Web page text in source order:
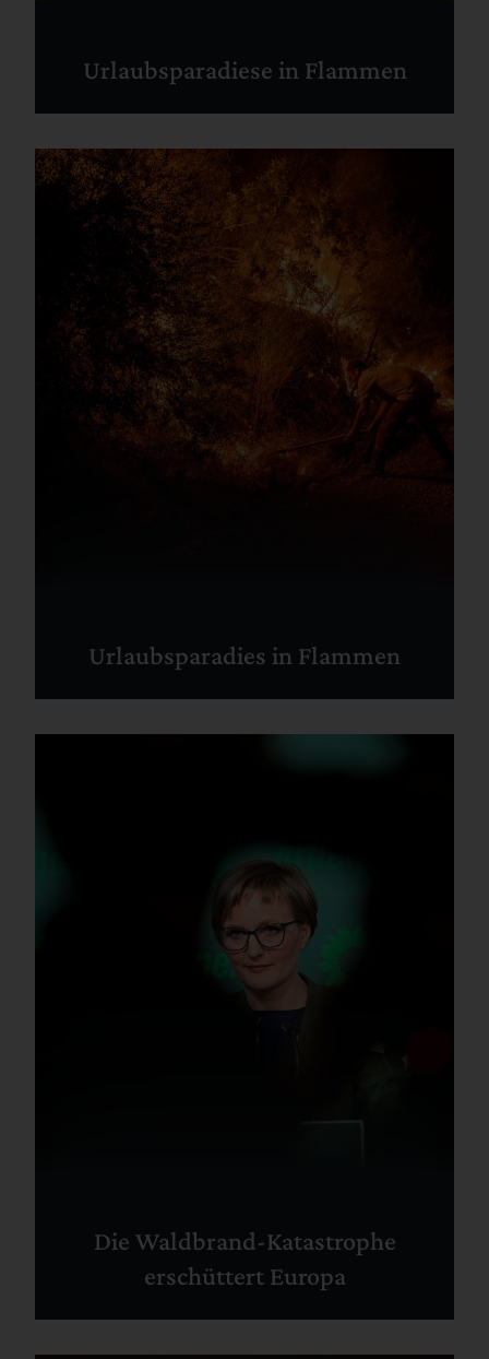
Urlaubsparadiese in Flammen
Urlaubsparadies in Flammen
Die Waldbrand-Katastrophe
erschüttert Europa